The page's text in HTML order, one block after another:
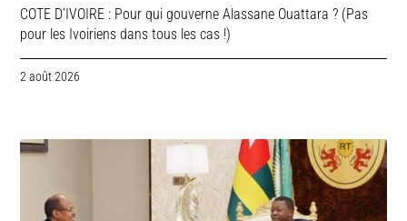
COTE D’IVOIRE : Pour qui gouverne Alassane Ouattara ? (Pas
pour les Ivoiriens dans tous les cas !)
2 août 2026